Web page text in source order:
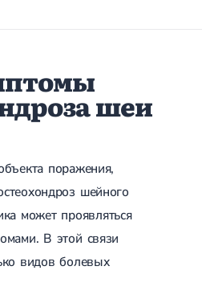
таза
и бедренной кости
шеи
поражения,
шейного
может проявляться
В этой связи
видов болевых